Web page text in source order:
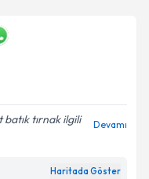
tırnak ilgili
Devamı
Haritada Göster